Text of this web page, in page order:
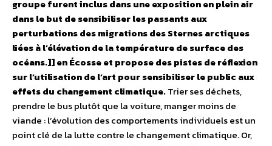
groupe furent inclus dans une exposition en plein air
dans le but de sensibiliser les passants aux
perturbations des migrations des Sternes arctiques
liées à l’élévation de la température de surface des
océans.]] en Écosse et propose des pistes de réflexion
sur l’utilisation de l’art pour sensibiliser le public aux
effets du changement climatique.Trier ses déchets,
prendre le bus plutôt que la voiture, manger moins de
viande : l’évolution des comportements individuels est un
point clé de la lutte contre le changement climatique. Or,